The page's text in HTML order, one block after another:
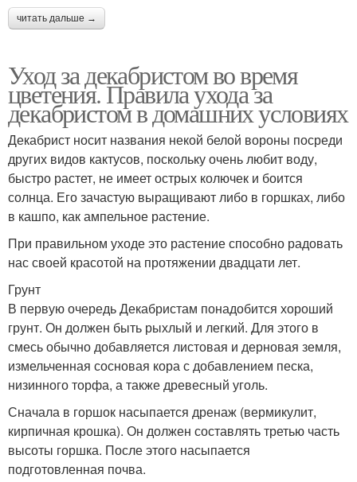
читать дальше →
Уход за декабристом во время
цветения. Правила ухода за
декабристом в домашних условиях
Декабрист носит названия некой белой вороны посреди
других видов кактусов, поскольку очень любит воду,
быстро растет, не имеет острых колючек и боится
солнца. Его зачастую выращивают либо в горшках, либо
в кашпо, как ампельное растение.
При правильном уходе это растение способно радовать
нас своей красотой на протяжении двадцати лет.
Грунт
В первую очередь Декабристам понадобится хороший
грунт. Он должен быть рыхлый и легкий. Для этого в
смесь обычно добавляется листовая и дерновая земля,
измельченная сосновая кора с добавлением песка,
низинного торфа, а также древесный уголь.
Сначала в горшок насыпается дренаж (вермикулит,
кирпичная крошка). Он должен составлять третью часть
высоты горшка. После этого насыпается
подготовленная почва.